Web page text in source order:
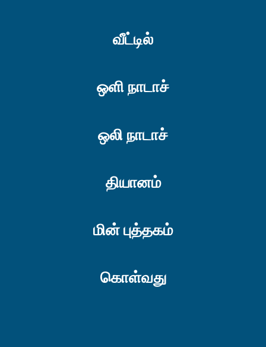
வீட்டில்
ஒளி நாடாச்
ஒலி நாடாச்
தியானம்
மின் புத்தகம்
கொள்வது